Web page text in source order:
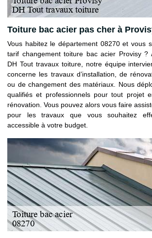
Toiture bac acier pas cher à
Vous habitez le département 08270 et vous
tarif changement toiture bac acier Provisy ?
DH Tout travaux toiture, notre équipe
concerne les travaux d’installation, de
ou de changement des matériaux. Nous
qualifiés et professionnels pour tout projet
rénovation. Vous pouvez alors vous faire
pour les travaux que vous souhaitez
accessible à votre budget.